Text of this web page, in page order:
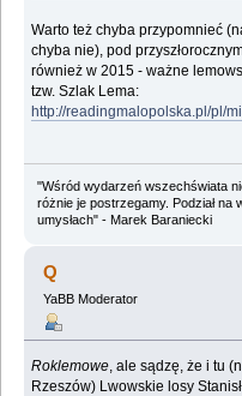
Warto też chyba przypomnieć
chyba nie), pod
również w 2015 - ważne
tzw. Szlak Lema:
http://readingmalopolska.pl/pl/
"Wśród wydarzeń wszechświata
różnie je postrzegamy. Podział
umysłach" - Marek Baraniecki
Q
YaBB Moderator
Roklemowe , ale sądzę, że i tu
Rzeszów) Lwowskie losy